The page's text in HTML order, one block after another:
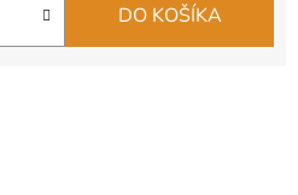
DO KOŠÍKA